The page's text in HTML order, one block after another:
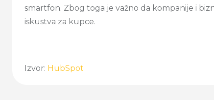
smartfon. Zbog toga je važno da kompanije i
iskustva za kupce.
Izvor: HubSpot